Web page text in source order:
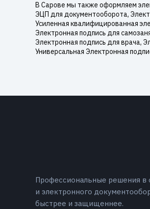
В Сарове мы также оформляем
ЭЦП для документооборота,
Усиленная квалифицированная
Электронная подпись для
Электронная подпись для врача,
Универсальная Электронная
Профессиональные решения в
и электронного
быстрее и защищеннее.